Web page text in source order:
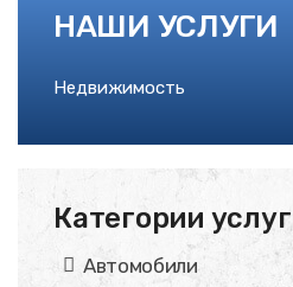
НАШИ УСЛУГИ
Недвижимость
Категории услуг
Автомобили